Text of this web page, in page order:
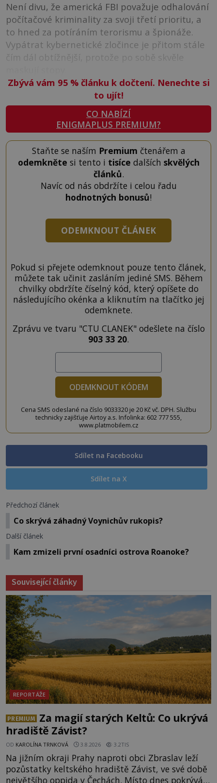
Není divu, že americká FBI považuje odhalování
počítačové kriminality za svoji třetí prioritu, a
to hned za potíráním terorismu a špionáže.
Vypátrat kybernetické zločince je přitom stále
čím dál obtížnější, protože po sobě skvěle
Zbývá vám 95 %článku k dočtení. Nenechte si
to ujít!
CO NABÍZÍ
ENIGMAPLUS PREMIUM?
Staňte se naším Premium čtenářem a
odemkněte si tento i tisíce dalších skvělých
článků.
Navíc od nás obdržíte i celou řadu
hodnotných bonusů!
ODEMKNOUT ČLÁNEK
Pokud si přejete odemknout pouze tento článek,
můžete tak učinit zasláním jediné SMS. Během
chvilky obdržíte číselný kód, který opíšete do
následujícího okénka a kliknutím na tlačítko jej
odemknete.
Zprávu ve tvaru "CTU CLANEK" odešlete na číslo
903 33 20.
ODEMKNOUT KÓDEM
Cena SMS odeslané na číslo 9033320 je 20 Kč vč. DPH. Službu
technicky zajišťuje Airtoy a.s. Infolinka: 602 777 555,
www.platmobilem.cz
Sdílet na Facebooku
Sdílet na X
Předchozí článek
Co skrývá záhadný Voynichův rukopis?
Další článek
Kam zmizeli první osadníci ostrova Roanoke?
Související články
REPORTÁŽE
PREMIUM
Za magií starých Keltů: Co ukrývá
hradiště Závist?
OD KAROLÍNA TRNKOVÁ 3.8.2026 3.2TIS
Na jižním okraji Prahy naproti obci Zbraslav leží
pozůstatky keltského hradiště Závist, ve své době
největšího oppida v Čechách. Místo dnes pokrývá